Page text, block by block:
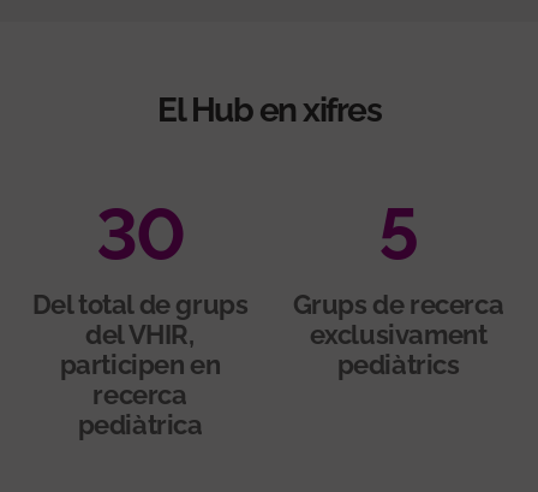
El Hub en xifres
30
Del total de grups
del VHIR,
participen en
recerca
pediàtrica
5
Grups de recerca
exclusivament
pediàtrics